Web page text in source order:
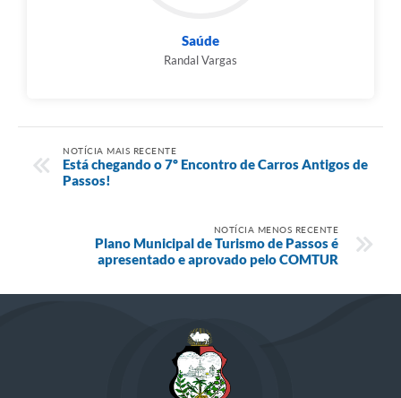
Saúde
Randal Vargas
NOTÍCIA MAIS RECENTE
Está chegando o 7º Encontro de Carros Antigos de
Passos!
NOTÍCIA MENOS RECENTE
Plano Municipal de Turismo de Passos é
apresentado e aprovado pelo COMTUR